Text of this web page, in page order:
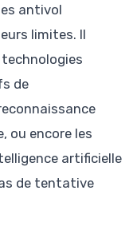
antivol
limites. Il
technologies
de
ou encore les
artificielle
de tentative